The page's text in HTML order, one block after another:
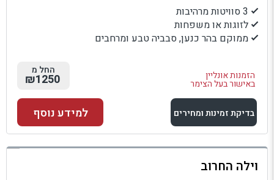
3 סוויטות מרהיבות
לזוגות או משפחות
ממוקם בהר כנען, סבביה טבע ומרחבים
הזמנות אונליין
באישור בעל הצימר
החל מ
₪1250
בדיקת זמינות ומחירים
למתחם זה
בדיקת זמינות ומחירים
למידע נוסף
וילה החרוב